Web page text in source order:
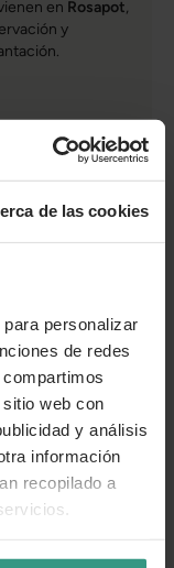
de las cookies
personalizar
de redes
web con
y análisis
información
recopilado a
en Rosapot,
y
que la planta
necesidad de
en buen estado
antes
de plantarlo